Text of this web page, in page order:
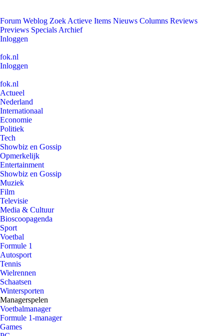
Forum Weblog Zoek Actieve Items Nieuws Columns Reviews
Previews Specials Archief
Inloggen
fok.nl
Inloggen
fok.nl
Actueel
Nederland
Internationaal
Economie
Politiek
Tech
Showbiz en Gossip
Opmerkelijk
Entertainment
Showbiz en Gossip
Muziek
Film
Televisie
Media & Cultuur
Bioscoopagenda
Sport
Voetbal
Formule 1
Autosport
Tennis
Wielrennen
Schaatsen
Wintersporten
Managerspelen
Voetbalmanager
Formule 1-manager
Games